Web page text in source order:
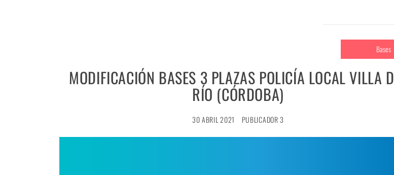
Bases
MODIFICACIÓN BASES 3 PLAZAS POLICÍA LOCAL VILLA
RÍO (CÓRDOBA)
30 ABRIL 2021 PUBLICADOR 3